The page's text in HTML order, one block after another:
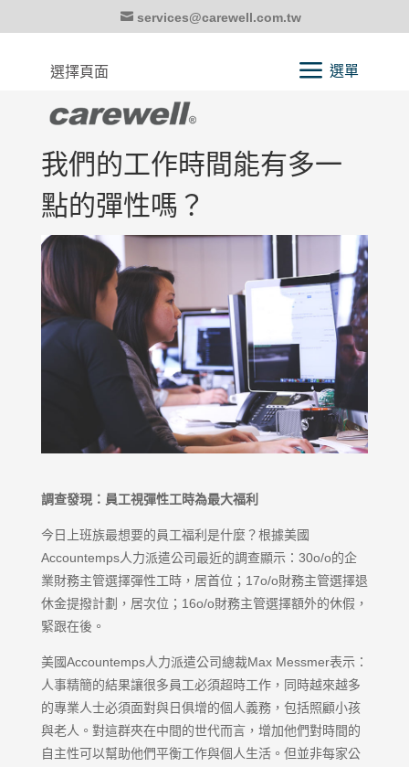
services@carewell.com.tw
選擇頁面
我們的工作時間能有多一
點的彈性嗎？
調查發現：員工視彈性工時為最大福利
今日上班族最想要的員工福利是什麼？根據美國
Accountemps人力派遣公司最近的調查顯示：30o/o的企
業財務主管選擇彈性工時，居首位；17o/o財務主管選擇退
休金提撥計劃，居次位；16o/o財務主管選擇額外的休假，
緊跟在後。
美國Accountemps人力派遣公司總裁Max Messmer表示：
人事精簡的結果讓很多員工必須超時工作，同時越來越多
的專業人士必須面對與日俱增的個人義務，包括照顧小孩
與老人。對這群夾在中間的世代而言，增加他們對時間的
自主性可以幫助他們平衡工作與個人生活。但並非每家公